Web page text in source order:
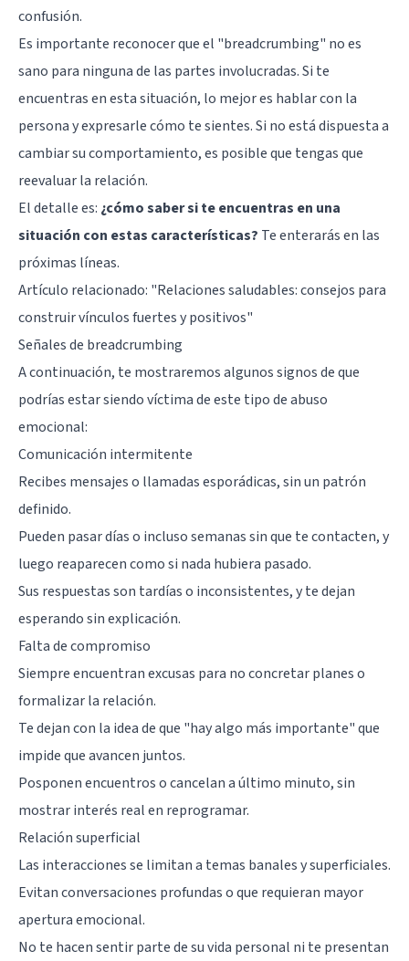
confusión.
Es importante reconocer que el "breadcrumbing" no es
sano para ninguna de las partes involucradas. Si te
encuentras en esta situación, lo mejor es hablar con la
persona y expresarle cómo te sientes. Si no está dispuesta a
cambiar su comportamiento, es posible que tengas que
reevaluar la relación.
El detalle es: ¿cómo saber si te encuentras en una
situación con estas características? Te enterarás en las
próximas líneas.
Artículo relacionado: "Relaciones saludables: consejos para
construir vínculos fuertes y positivos"
Señales de breadcrumbing
A continuación, te mostraremos algunos signos de que
podrías estar siendo víctima de este tipo de abuso
emocional:
Comunicación intermitente
Recibes mensajes o llamadas esporádicas, sin un patrón
definido.
Pueden pasar días o incluso semanas sin que te contacten, y
luego reaparecen como si nada hubiera pasado.
Sus respuestas son tardías o inconsistentes, y te dejan
esperando sin explicación.
Falta de compromiso
Siempre encuentran excusas para no concretar planes o
formalizar la relación.
Te dejan con la idea de que "hay algo más importante" que
impide que avancen juntos.
Posponen encuentros o cancelan a último minuto, sin
mostrar interés real en reprogramar.
Relación superficial
Las interacciones se limitan a temas banales y superficiales.
Evitan conversaciones profundas o que requieran mayor
apertura emocional.
No te hacen sentir parte de su vida personal ni te presentan